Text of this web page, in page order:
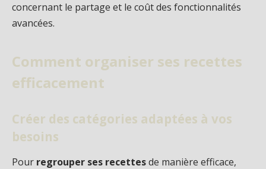
concernant le partage et le coût des fonctionnalités
avancées.
Comment organiser ses recettes
efficacement
Créer des catégories adaptées à vos
besoins
Pour regrouper ses recettesde manière efficace,